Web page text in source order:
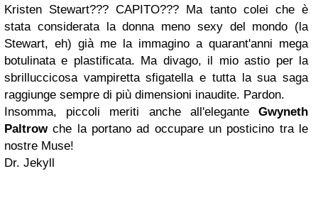
Kristen Stewart??? CAPITO??? Ma tanto colei che è
stata considerata la donna meno sexy del mondo (la
Stewart, eh) già me la immagino a quarant'anni mega
botulinata e plastificata. Ma divago, il mio astio per la
sbrilluccicosa vampiretta sfigatella e tutta la sua saga
raggiunge sempre di più dimensioni inaudite. Pardon.
Insomma, piccoli meriti anche all'elegante Gwyneth
Paltrowche la portano ad occupare un posticino tra le
nostre Muse!
Dr. Jekyll